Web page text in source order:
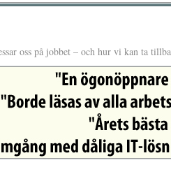
oss på jobbet – och hur vi kan ta